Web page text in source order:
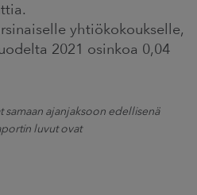
yhtiökokoukselle,
2021 osinkoa 0,04
samaan ajanjaksoon edellisenä
luvut ovat